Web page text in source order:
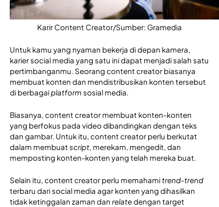
Karir Content Creator/Sumber: Gramedia
Untuk kamu yang nyaman bekerja di depan kamera,
karier social media yang satu ini dapat menjadi salah satu
pertimbanganmu. Seorang content creator biasanya
membuat konten dan mendistribusikan konten tersebut
di berbagai platform sosial media.
Biasanya, content creator membuat konten-konten
yang berfokus pada video dibandingkan dengan teks
dan gambar. Untuk itu, content creator perlu berkutat
dalam membuat script, merekam, mengedit, dan
memposting konten-konten yang telah mereka buat.
Selain itu, content creator perlu memahami trend-trend
terbaru dari social media agar konten yang dihasilkan
tidak ketinggalan zaman dan relate dengan target